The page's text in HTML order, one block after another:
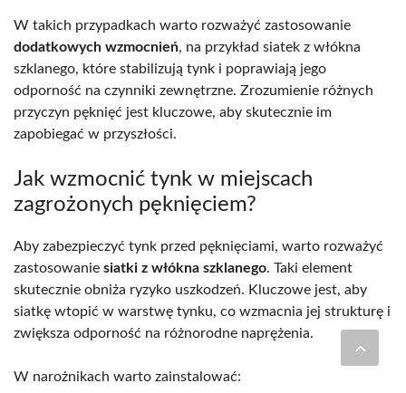
W takich przypadkach warto rozważyć zastosowanie
dodatkowych wzmocnień, na przykład siatek z włókna
szklanego, które stabilizują tynk i poprawiają jego
odporność na czynniki zewnętrzne. Zrozumienie różnych
przyczyn pęknięć jest kluczowe, aby skutecznie im
zapobiegać w przyszłości.
Jak wzmocnić tynk w miejscach
zagrożonych pęknięciem?
Aby zabezpieczyć tynk przed pęknięciami, warto rozważyć
zastosowanie siatki z włókna szklanego. Taki element
skutecznie obniża ryzyko uszkodzeń. Kluczowe jest, aby
siatkę wtopić w warstwę tynku, co wzmacnia jej strukturę i
zwiększa odporność na różnorodne naprężenia.
W narożnikach warto zainstalować: